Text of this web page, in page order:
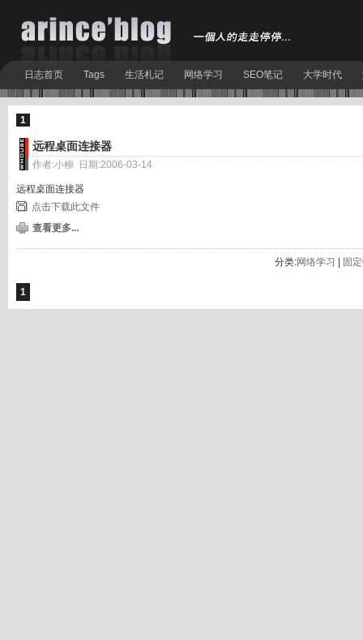
日志首页 Tags 生活札记 网络学习 SEO笔记 大学时代
1
远程桌面连接器
作者:小柳 日期:2006-03-14
远程桌面连接器
点击下载此文件
查看更多...
分类:网络学习 固
1